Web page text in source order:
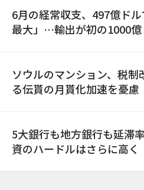
6月の経常収支、497億ド
最大」…輸出が初の1000
ソウルのマンション、税制
る伝貰の月貰化加速を憂慮
5大銀行も地方銀行も延滞
資のハードルはさらに高く